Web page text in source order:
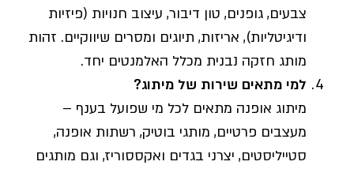
צבעים, גופנים, טון דיבור, עיצוב חנויות (פיזיות
ודיגיטליות), אריזות, תיוגים ומסרים שיווקיים. זהות
מותג חזקה נבנית מכלל האלמנטים יחד.
למי מתאים שירות של מיתוג?
מיתוג אופנה מתאים לכל מי שפועל בענף –
מעצבים פרטיים, מותגי בוטיק, רשתות אופנה,
סטייליסטים, יצרני בגדים ואקססוריז, וגם מותגים